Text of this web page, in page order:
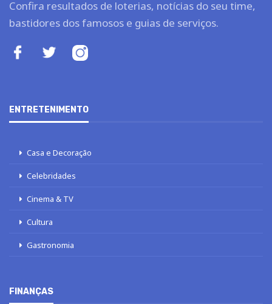
Confira resultados de loterias, notícias do seu time,
bastidores dos famosos e guias de serviços.
ENTRETENIMENTO
Casa e Decoração
Celebridades
Cinema & TV
Cultura
Gastronomia
FINANÇAS